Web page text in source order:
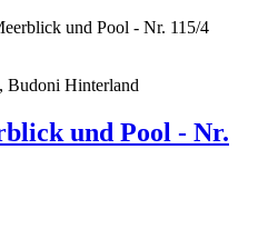
Budoni Hinterland
und Pool - Nr.